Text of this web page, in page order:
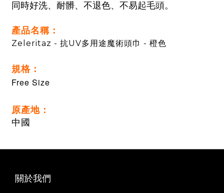
同時好洗、耐髒、不退色、不易起毛頭。
產品名稱：
Zeleritaz - 抗UV多用途魔術頭巾 - 橙色
規格：
Free Size
原產地：
中國
關於我們